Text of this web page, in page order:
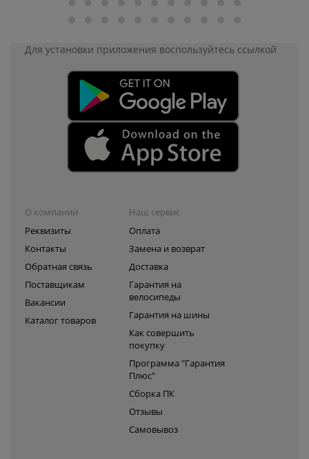
Для установки приложения воспользуйтесь ссылкой
О компании
Реквизиты
Контакты
Обратная связь
Поставщикам
Вакансии
Каталог товаров
Наш сервис
Оплата
Замена и возврат
Доставка
Гарантия на
велосипеды
Гарантия на шины
Как совершить
покупку
Программа "Гарантия
Плюс"
Сборка ПК
Отзывы
Самовывоз